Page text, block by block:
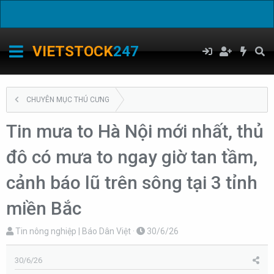
VIETSTOCK247
CHUYÊN MỤC THÚ CƯNG
Tin mưa to Hà Nội mới nhất, thủ
đô có mưa to ngay giờ tan tầm,
cảnh báo lũ trên sông tại 3 tỉnh
miền Bắc
T
h
r
Tin nông nghiệp | Báo Dân Việt
N
g
30/6/26
30/6/26